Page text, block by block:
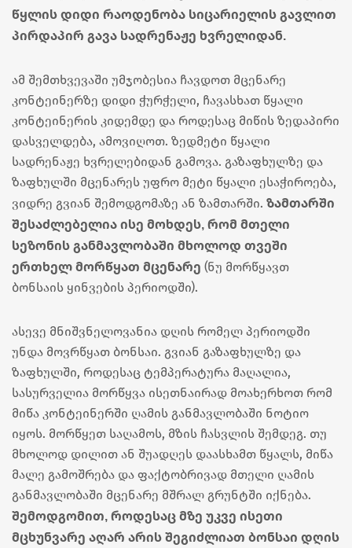
წყლის დიდი რაოდენობა სიცარიელის გავლით
პირდაპირ გავა სადრენაჟე ხვრელიდან.
ამ შემთხვევაში უმჯობესია ჩავდოთ მცენარე
კონტეინერზე დიდი ჭურჭელი, ჩავასხათ წყალი
კონტეინერის კიდემდე და როდესაც მიწის ზედაპირი
დასველდება, ამოვიღოთ. ზედმეტი წყალი
სადრენაჟე ხვრელებიდან გამოვა. გაზაფხულზე და
ზაფხულში მცენარეს უფრო მეტი წყალი ესაჭიროება,
ვიდრე გვიან შემოდგომაზე ან ზამთარში. ზამთარში
შესაძლებელია ისე მოხდეს, რომ მთელი
სეზონის განმავლობაში მხოლოდ თვეში
ერთხელ მორწყათ მცენარე (ნუ მორწყავთ
ბონსაის ყინვების პერიოდში).
ასევე მნიშვნელოვანია დღის რომელ პერიოდში
უნდა მოვრწყათ ბონსაი. გვიან გაზაფხულზე და
ზაფხულში, როდესაც ტემპერატურა მაღალია,
სასურველია მორწყვა ისეთნაირად მოახერხოთ რომ
მიწა კონტეინერში ღამის განმავლობაში ნოტიო
იყოს. მორწყეთ საღამოს, მზის ჩასვლის შემდეგ. თუ
მხოლოდ დილით ან შუადღეს დაასხამთ წყალს, მიწა
მალე გამოშრება და ფაქტობრივად მთელი ღამის
განმავლობაში მცენარე მშრალ გრუნტში იქნება.
შემოდგომით, როდესაც მზე უკვე ისეთი
მცხუნვარე აღარ არის შეგიძლიათ ბონსაი დღის